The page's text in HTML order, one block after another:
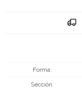
Forma
Sección